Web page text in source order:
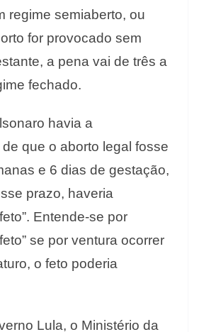
regime semiaberto, ou
for provocado sem
a pena vai de três a
fechado.
havia a
que o aborto legal fosse
e 6 dias de gestação,
prazo, haveria
Entende-se por
se por ventura ocorrer
o feto poderia
Lula, o Ministério da